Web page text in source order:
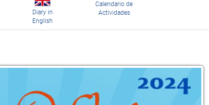
Diary in
English
Calendario de
Actividades